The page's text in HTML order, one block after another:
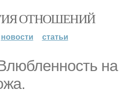
ОТНОШЕНИЙ
новости статьи
на